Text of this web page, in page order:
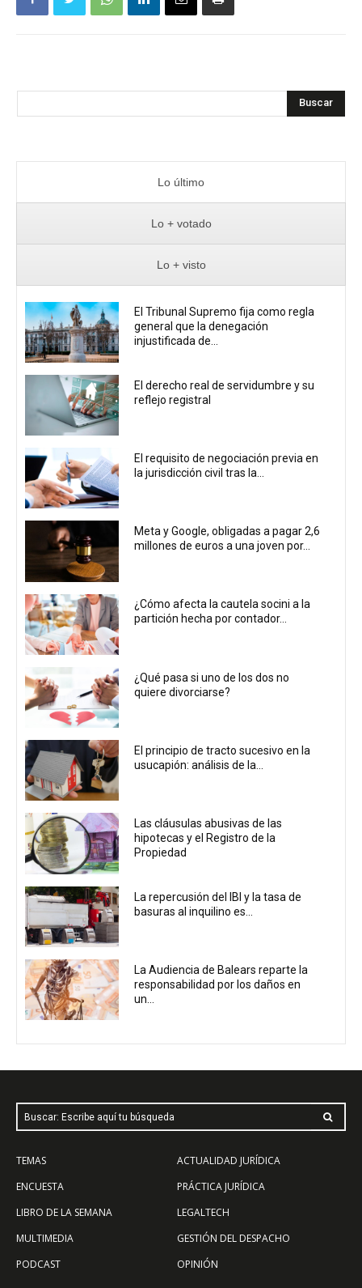
Buscar
Lo último
Lo + votado
Lo + visto
El Tribunal Supremo fija como regla
general que la denegación
injustificada de...
El derecho real de servidumbre y su
reflejo registral
El requisito de negociación previa en
la jurisdicción civil tras la...
Meta y Google, obligadas a pagar 2,6
millones de euros a una joven por...
¿Cómo afecta la cautela socini a la
partición hecha por contador...
¿Qué pasa si uno de los dos no
quiere divorciarse?
El principio de tracto sucesivo en la
usucapión: análisis de la...
Las cláusulas abusivas de las
hipotecas y el Registro de la
Propiedad
La repercusión del IBI y la tasa de
basuras al inquilino es...
La Audiencia de Balears reparte la
responsabilidad por los daños en
un...
Buscar: Escribe aquí tu búsqueda
TEMAS
ENCUESTA
LIBRO DE LA SEMANA
MULTIMEDIA
PODCAST
ACTUALIDAD JURÍDICA
PRÁCTICA JURÍDICA
LEGALTECH
GESTIÓN DEL DESPACHO
OPINIÓN